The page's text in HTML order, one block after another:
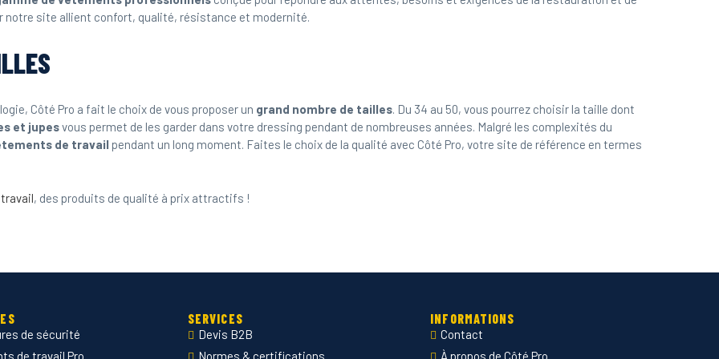
notre site allient confort, qualité, résistance et modernité.
Côté Pro a fait le choix de vous proposer un grand nombre de tailles. Du 34 au 50, vous pourrez choisir la taille dont
et jupesvous permet de les garder dans votre dressing pendant de nombreuses années. Malgré les complexités du
de travail pendant un long moment. Faites le choix de la qualité avec Côté Pro, votre site de référence en termes
, des produits de qualité à prix attractifs !
de sécurité
de travail Pro
SERVICES
Devis B2B
Normes & certifications
INFORMATIONS
Contact
À propos de Côté Pro